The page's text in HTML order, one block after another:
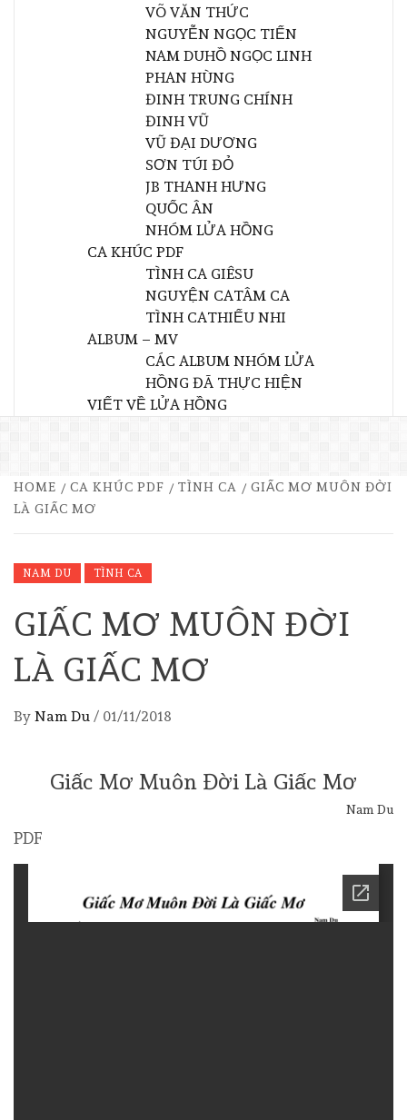
VÕ VĂN THỨC
NGUYỄN NGỌC TIẾN
NAM DUHỒ NGỌC LINH
PHAN HÙNG
ĐINH TRUNG CHÍNH
ĐINH VŨ
VŨ ĐẠI DƯƠNG
SƠN TÚI ĐỎ
JB THANH HƯNG
QUỐC ÂN
NHÓM LỬA HỒNG
CA KHÚC PDF
TÌNH CA GIÊSU
NGUYỆN CATÂM CA
TÌNH CATHIẾU NHI
ALBUM – MV
CÁC ALBUM NHÓM LỬA
HỒNG ĐÃ THỰC HIỆN
VIẾT VỀ LỬA HỒNG
HOME CA KHÚC PDF TÌNH CA
GIẤC MƠ MUÔN ĐỜI
LÀ GIẤC MƠ
NAM DU TÌNH CA
GIẤC MƠ MUÔN ĐỜI
LÀ GIẤC MƠ
By Nam Du / 01/11/2018
Giấc Mơ Muôn Đời Là Giấc Mơ
Nam Du
PDF